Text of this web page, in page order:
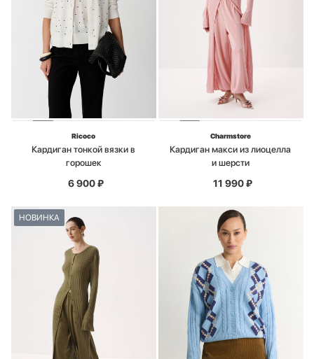
Ricoco
Кардиган тонкой вязки в
горошек
6 900₽
Charmstore
Кардиган макси из лиоцелла
и шерсти
11 990₽
НОВИНКА